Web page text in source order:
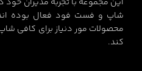
شاپ و فست فود فعال بوده
محصولات مور دنیاز برای کافی
کند.